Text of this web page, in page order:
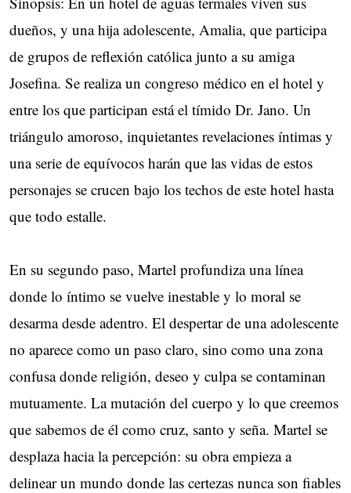
dueños, y una hija adolescente, Amalia, que participa
de grupos de reflexión católica junto a su amiga
Josefina. Se realiza un congreso médico en el hotel y
entre los que participan está el tímido Dr. Jano. Un
triángulo amoroso, inquietantes revelaciones íntimas y
una serie de equívocos harán que las vidas de estos
personajes se crucen bajo los techos de este hotel hasta
que todo estalle.
En su segundo paso, Martel profundiza una línea
donde lo íntimo se vuelve inestable y lo moral se
desarma desde adentro. El despertar de una adolescente
no aparece como un paso claro, sino como una zona
confusa donde religión, deseo y culpa se contaminan
mutuamente. La mutación del cuerpo y lo que creemos
que sabemos de él como cruz, santo y seña. Martel se
desplaza hacia la percepción: su obra empieza a
delinear un mundo donde las certezas nunca son fiables